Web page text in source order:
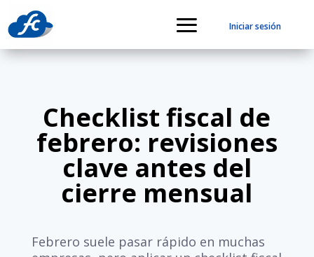
Iniciar sesión
Checklist fiscal de
febrero: revisiones
clave antes del
cierre mensual
Febrero suele pasar rápido en muchas